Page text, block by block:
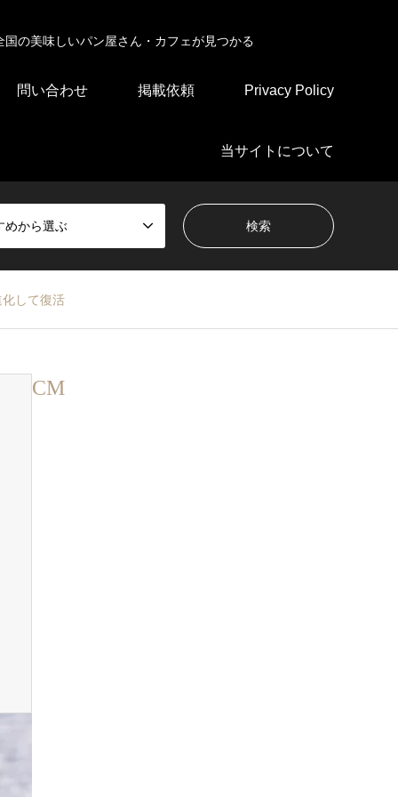
の美味しいパン屋さん・カフェが見つかる
問い合わせ 掲載依頼 Privacy Policy
当サイトについて
めから選ぶ
して復活
CM